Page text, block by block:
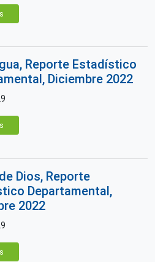
Reporte Estadístico
Diciembre 2022
Dios, Reporte
Departamental,
2022